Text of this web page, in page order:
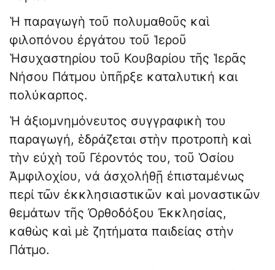
Ἡ παραγωγὴ τοῦ πολυμαθοῦς καὶ
φιλοπόνου ἐργάτου τοῦ Ἱεροῦ
Ἡσυχαστηρίου τοῦ Κουβαρίου τῆς Ἱερᾶς
Νήσου Πάτμου ὑπῆρξε καταλυτική και
πολύκαρπος.
Ἡ ἀξιομνημόνευτος συγγραφικὴ του
παραγωγή, ἑδράζεται στὴν προτροπὴ καὶ
τὴν εὐχὴ τοῦ Γέροντός του, τοῦ Ὁσίου
Ἀμφιλοχίου, νά ἀσχολήθῇ ἐπισταμένως
περί τῶν ἐκκλησιαστικῶν καὶ μοναστικῶν
θεμάτων τῆς Ὀρθοδόξου Ἐκκλησίας,
καθὼς καὶ μὲ ζητήματα παιδείας στὴν
Πάτμο.